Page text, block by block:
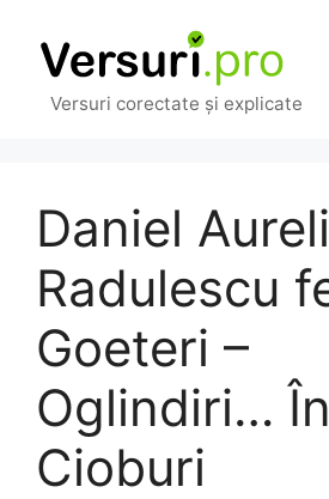
conținut
Versuri corectate și explicate
Daniel
Radulescu
Goeteri –
Oglindiri… În
Cioburi